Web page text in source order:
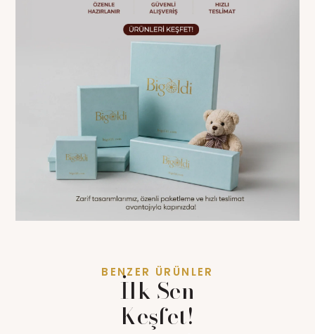
BENZER ÜRÜNLER
İlk Sen
Keşfet!